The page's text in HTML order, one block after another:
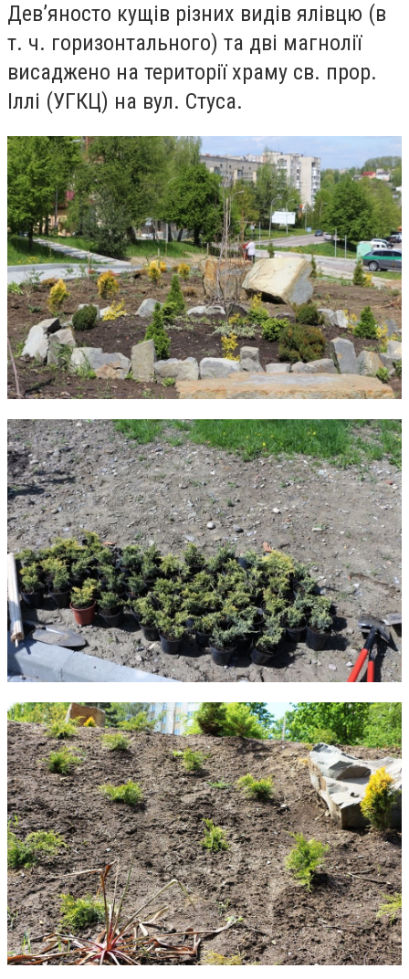
Дев’яносто кущів різних видів ялівцю (в
т. ч. горизонтального) та дві магнолії
висаджено на території храму св. прор.
Іллі (УГКЦ) на вул. Стуса.